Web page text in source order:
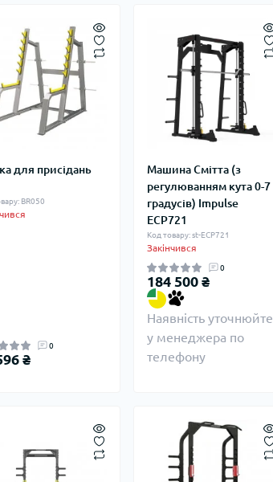
для присідань
BR050
0
₴
Машина Смітта (з
регулюванням кута 0-7
градусів) Impulse
ECP721
Код товару: st-ECP721
Закінчився
0
184 500 ₴
Наявність уточнюйте
у менеджера по
телефону